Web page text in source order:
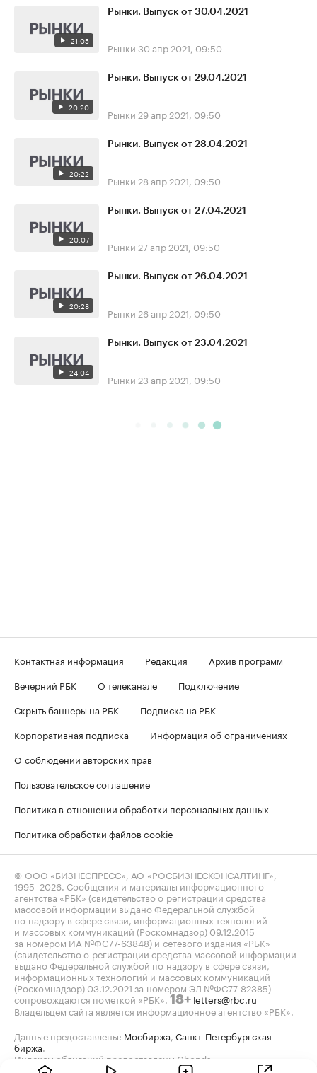
21:05
Рынки. Выпуск от 30.04.2021
Рынки 30 апр 2021, 09:50
20:20
Рынки. Выпуск от 29.04.2021
Рынки 29 апр 2021, 09:50
20:22
Рынки. Выпуск от 28.04.2021
Рынки 28 апр 2021, 09:50
20:07
Рынки. Выпуск от 27.04.2021
Рынки 27 апр 2021, 09:50
20:28
Рынки. Выпуск от 26.04.2021
Рынки 26 апр 2021, 09:50
24:04
Рынки. Выпуск от 23.04.2021
Рынки 23 апр 2021, 09:50
Контактная информация Редакция
Архив программ
Вечерний РБК
О телеканале
Подключение
Скрыть баннеры на РБК
Подписка на РБК
Корпоративная подписка
Информация об ограничениях
О соблюдении авторских прав
Пользовательское соглашение
Политика в отношении обработки персональных данных
Политика обработки файлов cookie
© ООО «БИЗНЕСПРЕСС», АО «РОСБИЗНЕСКОНСАЛТИНГ»,
1995–2026 . Сообщения и материалы информационного
агентства «РБК» (свидетельство о регистрации средства
массовой информации выдано Федеральной службой
по надзору в сфере связи, информационных технологий
и массовых коммуникаций (Роскомнадзор) 09.12.2015
за номером ИА №ФС77-63848) и сетевого издания «РБК»
(свидетельство о регистрации средства массовой информации
выдано Федеральной службой по надзору в сфере связи,
информационных технологий и массовых коммуникаций
(Роскомнадзор) 03.12.2021 за номером ЭЛ №ФС77-82385)
сопровождаются пометкой «РБК». 18+ letters@rbc.ru
Владельцем сайта является информационное агентство «РБК».
Данные предоставлены: Мосбиржа Санкт-Петербургская
биржа
Индексы облигаций предоставлены Cbonds.